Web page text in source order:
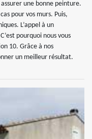
une bonne peinture.
pour vos murs. Puis,
L’appel à un
pourquoi nous vous
10. Grâce à nos
un meilleur résultat.